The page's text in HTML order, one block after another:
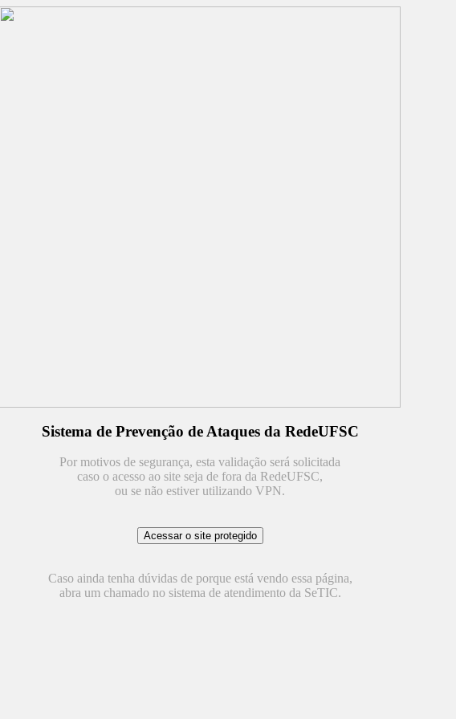
Sistema de Prevenção de Ataques da RedeUFSC
Por motivos de segurança, esta validação será solicitada
caso o acesso ao site seja de fora da RedeUFSC,
ou se não estiver utilizando VPN.
Caso ainda tenha dúvidas de porque está vendo essa página,
abra um chamado no sistema de atendimento da SeTIC.